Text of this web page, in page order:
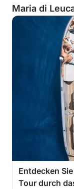
Maria di
Entdecken
Tour durch